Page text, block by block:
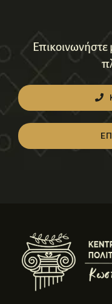
Επικοινωνήστε